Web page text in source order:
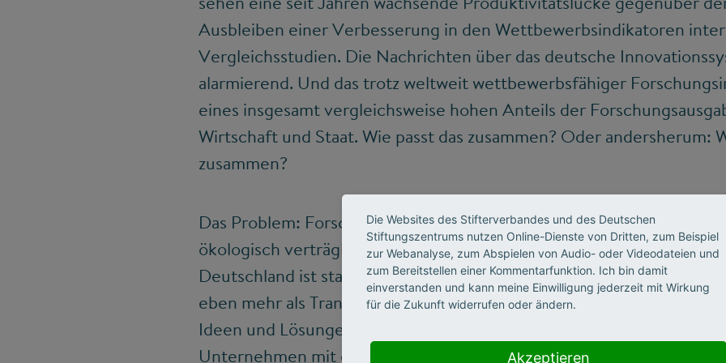
Ausbleiben einer Verbesserung in den Wettbewerbsindikatoren
Vergleichsstudien. Die Nachrichten über das deutsche
alarmierend. Und das trotz weltweit wettbewerbsfähiger
eines insgesamt vergleichsweise hohen Anteils der
Wirtschaft und Staat. Wie passt das zusammen? Oder andersherum:
zusammen?
Das Problem: Forschungserfolge werden hierzulande wenig effektiv
ökologisch verträgliche und gesellschaftlich relevante
Deutschland ist stark in der Forschung, aber schwach in der
eben mehr als Transfer, sie ist immer auch ökonomisch erfolgreiche
Ideen und Lösungen. In den USA liegt die Anzahl an Unicorns, also
Unternehmen mit einem Marktwert von über 1 Milliarde US-Dollar
Die Websites des Stifterverbandes und des Deutschen
Stiftungszentrums nutzen Online-Dienste von Dritten, zum Beispiel
zur Webanalyse, zum Abspielen von Audio- oder Videodateien und
zum Bereitstellen einer Kommentarfunktion. Ich bin damit
einverstanden und kann meine Einwilligung jederzeit mit Wirkung
für die Zukunft widerrufen oder ändern.
Akzeptieren